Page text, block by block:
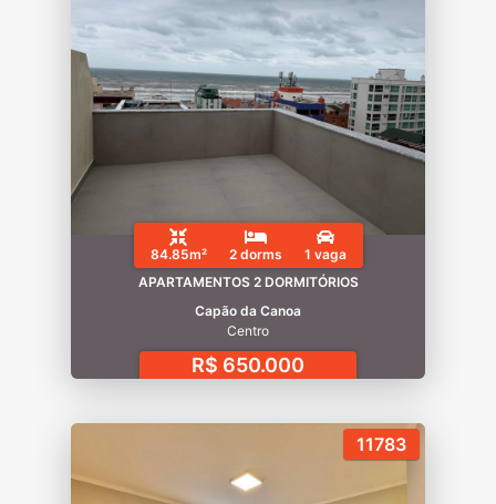
84.85m² 2 dorms
1 vaga
APARTAMENTOS 2 DORMITÓRIOS
Capão da Canoa
Centro
R$ 650.000
11783